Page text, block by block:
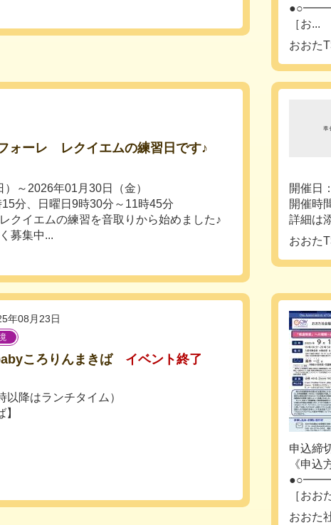
［お...
おおた
ォーレ レクイエムの練習日です♪
～2026年01月30日（金）
分、日曜日9時30分～11時45分
クイエムの練習を音取りから始めました♪
募集中...
開催日
開催時
詳細は
おおた
年08月23日
ころりんまきば イベント終了
降はランチタイム）
申込締
《申込
［おお
おおた